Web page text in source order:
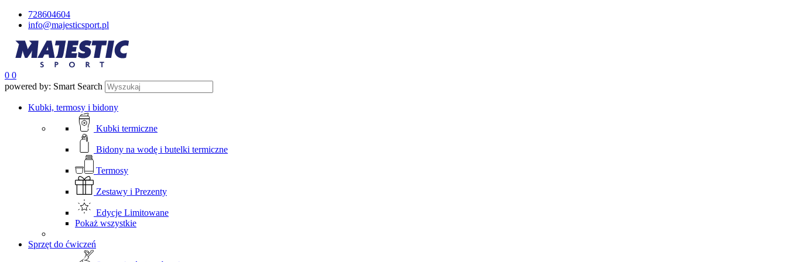
728604604
info@majesticsport.pl
0 0
powered by: Smart Search
Kubki, termosy i bidony
Kubki termiczne
Bidony na wodę i butelki termiczne
Termosy
Zestawy i Prezenty
Edycje Limitowane
Pokaż wszystkie
Sprzęt do ćwiczeń